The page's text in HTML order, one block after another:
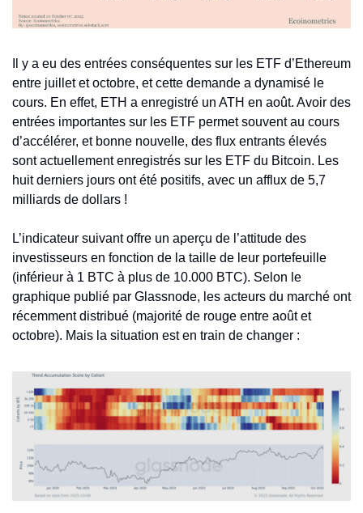
Il y a eu des entrées conséquentes sur les ETF d’Ethereum
entre juillet et octobre, et cette demande a dynamisé le
cours. En effet, ETH a enregistré un ATH en août. Avoir des
entrées importantes sur les ETF permet souvent au cours
d’accélérer, et bonne nouvelle, des flux entrants élevés
sont actuellement enregistrés sur les ETF du Bitcoin. Les
huit derniers jours ont été positifs, avec un afflux de 5,7
milliards de dollars !
L’indicateur suivant offre un aperçu de l’attitude des
investisseurs en fonction de la taille de leur portefeuille
(inférieur à 1 BTC à plus de 10.000 BTC). Selon le
graphique publié par Glassnode, les acteurs du marché ont
récemment distribué (majorité de rouge entre août et
octobre). Mais la situation est en train de changer :